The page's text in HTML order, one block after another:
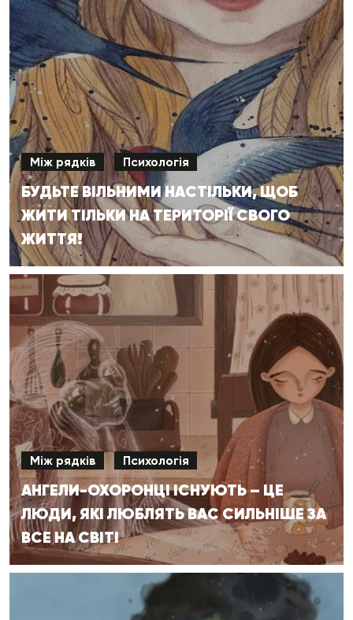
Між рядків Психологія
БУДЬТЕ ВІЛЬНИМИ НАСТІЛЬКИ, ЩОБ
ЖИТИ ТІЛЬКИ НА ТЕРИТОРІЇ СВОГО
ЖИТТЯ!
Між рядків Психологія
АНГЕЛИ-ОХОРОНЦІ ІСНУЮТЬ – ЦЕ
ЛЮДИ, ЯКІ ЛЮБЛЯТЬ ВАС СИЛЬНІШЕ ЗА
ВСЕ НА СВІТІ